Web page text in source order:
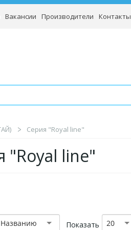
Вакансии Производители Контакты
Серия "Royal line"
"Royal line"
Названию Показать 20